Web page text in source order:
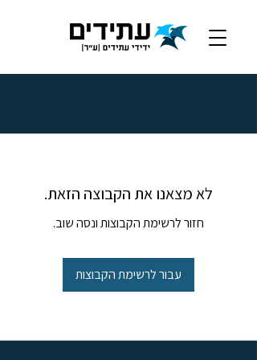
לא מצאנו את הקבוצה הזאת.
חזור לרשימת הקבוצות ונסה שוב.
עבור לרשימת הקבוצות